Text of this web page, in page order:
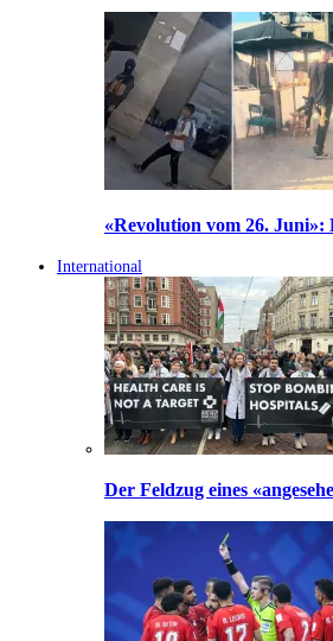
«Revolution vom 26.
International
Der Feldzug eines